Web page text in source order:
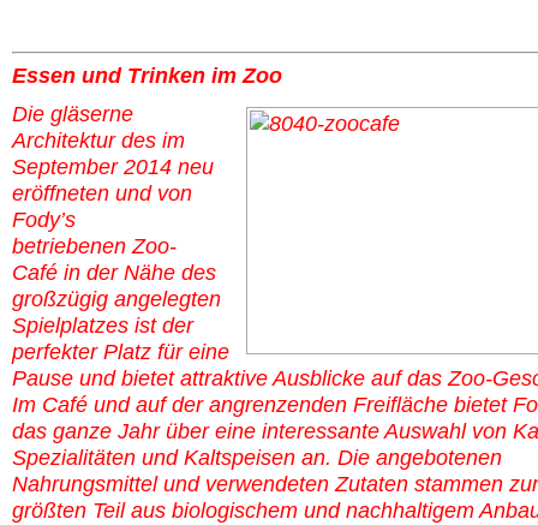
Essen und Trinken im Zoo
Die gläserne
Architektur des im
September 2014 neu
eröffneten und von
Fody’s
betriebenenZoo-
Café in der Nähe des
großzügig angelegten
Spielplatzes ist der
perfekter Platz für eine
Pause und bietet attraktive Ausblicke auf das Zoo-
Im Café und auf der angrenzenden Freifläche bietet
das ganze Jahr über eine interessante Auswahl von
Spezialitäten und Kaltspeisen an. Die angebotenen
Nahrungsmittel und verwendeten Zutaten stammen
größten Teil aus biologischem und nachhaltigem